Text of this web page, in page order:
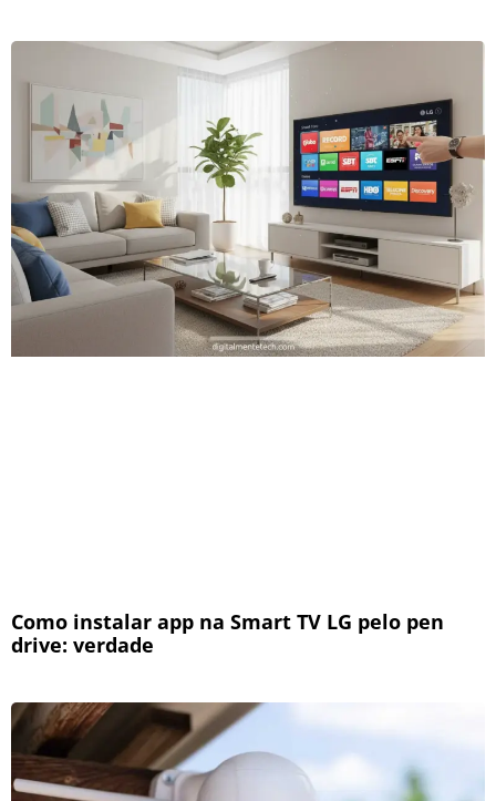
Como instalar app na Smart TV LG pelo pen
drive: verdade